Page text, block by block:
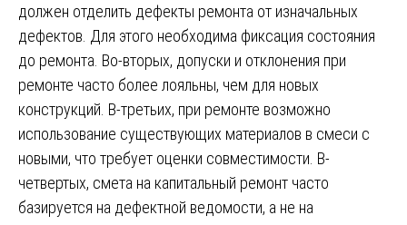
должен отделить дефекты ремонта от изначальных
дефектов. Для этого необходима фиксация состояния
до ремонта. Во-вторых, допуски и отклонения при
ремонте часто более лояльны, чем для новых
конструкций. В-третьих, при ремонте возможно
использование существующих материалов в смеси с
новыми, что требует оценки совместимости. В-
четвертых, смета на капитальный ремонт часто
базируется на дефектной ведомости, а не на